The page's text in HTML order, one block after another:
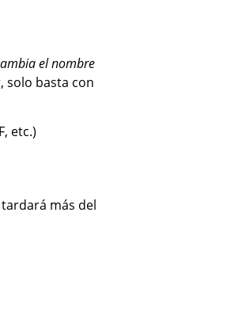
el nombre
solo basta con
etc.)
más del